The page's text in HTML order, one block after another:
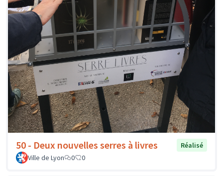
50 - Deux nouvelles serres à livres
Réalisé
Ville de Lyon
0 0